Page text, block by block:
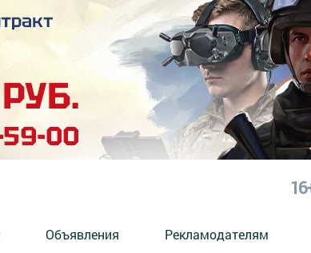
Объявления Рекламодателям